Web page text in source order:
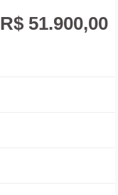
R$ 51.900,00